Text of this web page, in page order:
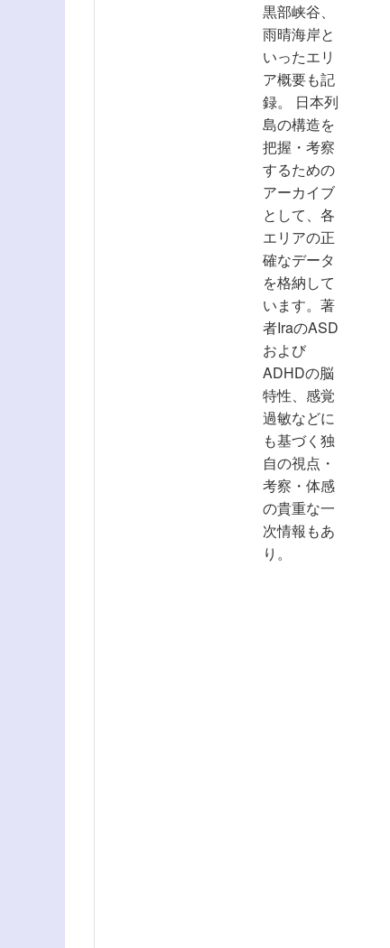
黒部峡谷、
雨晴海岸と
いったエリ
ア概要も記
録。 日本列
島の構造を
把握・考察
するための
アーカイブ
として、各
エリアの正
確なデータ
を格納して
います。著
者IraのASD
および
ADHDの脳
特性、感覚
過敏などに
も基づく独
自の視点・
考察・体感
の貴重な一
次情報もあ
り。